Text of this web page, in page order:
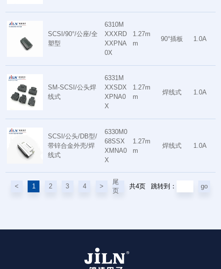
SCSI/90°/公座/全
塑型
6310M
XXXRD
XXPNA
0X
1.27m
m
90°插板 1.0A
SM-SCSI/公头焊
线式
6331M
XXSDX
XPNA0
X
1.27m
m
焊线式 1.0A
SCSI/公头/DB型/
带锌合金外壳/焊
线式
6330M0
68SSX
XMNA0
X
1.27m
m
焊线式 1.0A
< 1 2 3 4 >
尾
页
共4页 跳转到： go